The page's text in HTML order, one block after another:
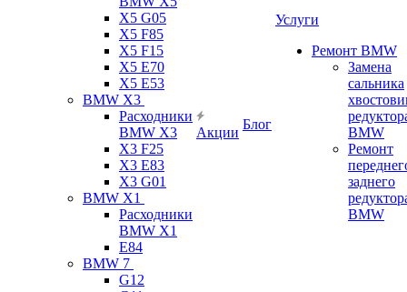
X5 G05
X5 F85
X5 F15
X5 E70
X5 E53
BMW X3
Расходники
BMW X3
X3 F25
X3 E83
X3 G01
BMW X1
Расходники
BMW X1
E84
BMW 7
G12
Акции
Блог
Услуги
Ремонт BMW
Замена
сальника
BMW
Ремонт
заднего
BMW